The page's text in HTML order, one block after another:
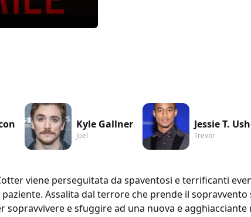
Kyle Gallner
Joel
Jessie T.
Trevor
viene perseguitata da spaventosi e terrificanti
Assalita dal terrore che prende il
sopravvivere e sfuggire ad una nuova e agghiacciante